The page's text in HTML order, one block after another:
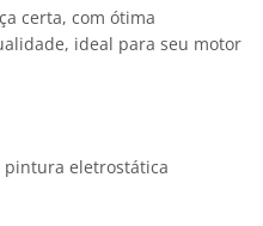
certa, com ótima
ideal para seu motor
eletrostática